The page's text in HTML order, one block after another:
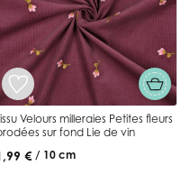
Velours milleraies Petites fleurs
sur fond Lie de vin
€ / 10 cm